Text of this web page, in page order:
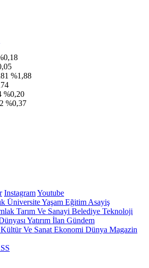
%1,88
%0,20
%0,37
InstagramYoutube
ÜniversiteYaşam Eğitim Asayiş
Tarım Ve Sanayi Belediye Teknoloji
Yatırım İlan Gündem
Kültür Ve Sanat Ekonomi Dünya Magazin